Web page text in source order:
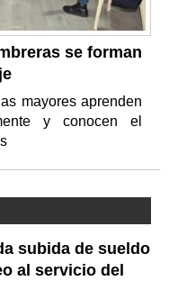
se forman
mayores aprenden
y conocen el
subida de sueldo
al servicio del